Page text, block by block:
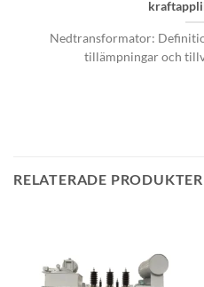
Nedtransformator:
tillämpningar och
RELATERADE PRODUKTER